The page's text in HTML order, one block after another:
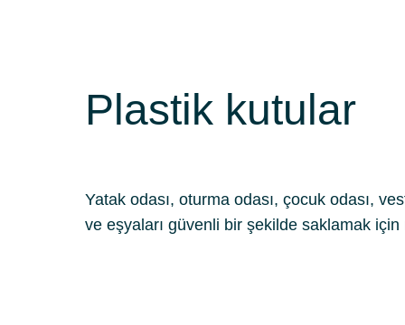
Plastik kutular
Yatak odası, oturma odası, çocuk odası,
ve eşyaları güvenli bir şekilde saklamak